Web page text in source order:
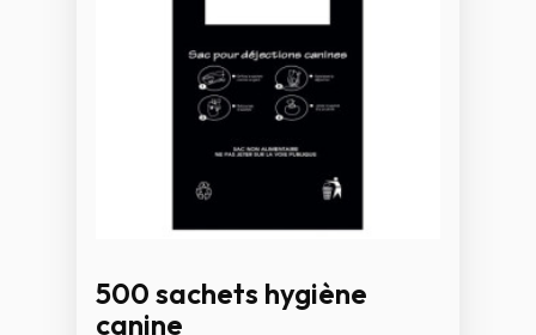
500 sachets hygiène
canine